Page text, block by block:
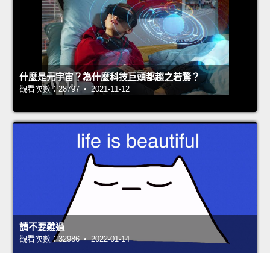
什麼是元宇宙？為什麼科技巨頭都趨之若鶩？
觀看次數：28797 • 2021-11-12
請不要難過
觀看次數：32986 • 2022-01-14